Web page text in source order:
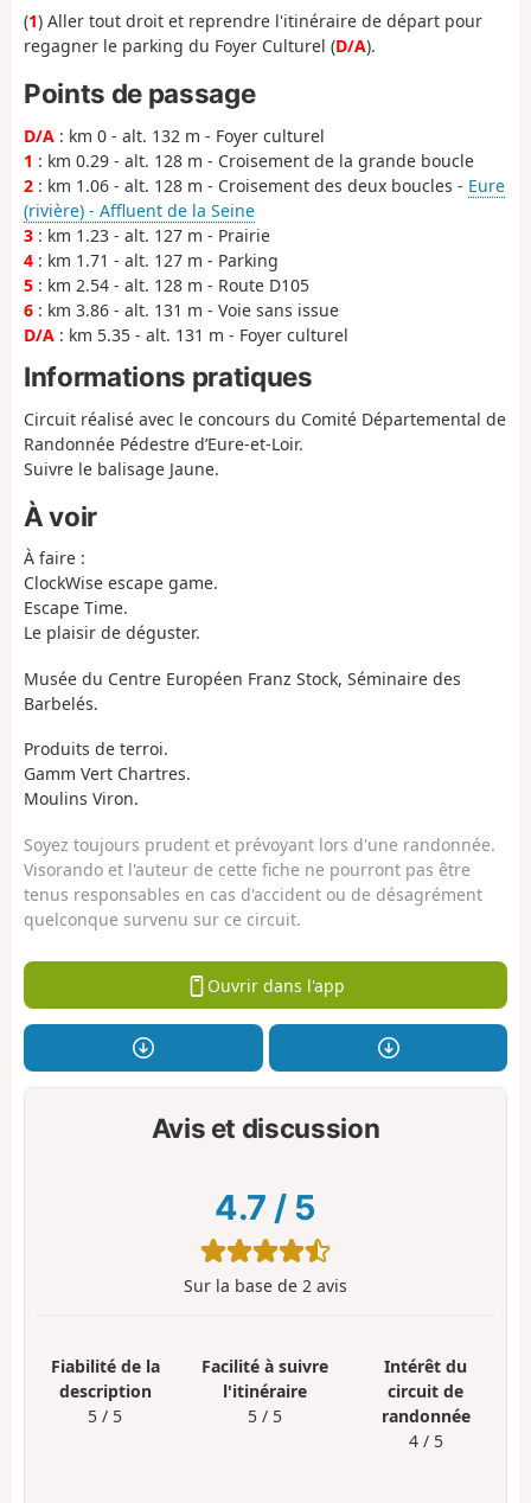
(1) Aller tout droit et reprendre l'itinéraire de départ pour
regagner le parking du Foyer Culturel (D/A).
Points de passage
D/A : km 0 - alt. 132 m - Foyer culturel
1 : km 0.29 - alt. 128 m - Croisement de la grande boucle
2 : km 1.06 - alt. 128 m - Croisement des deux boucles - Eure
(rivière) - Affluent de la Seine
3 : km 1.23 - alt. 127 m - Prairie
4 : km 1.71 - alt. 127 m - Parking
5 : km 2.54 - alt. 128 m - Route D105
6 : km 3.86 - alt. 131 m - Voie sans issue
D/A : km 5.35 - alt. 131 m - Foyer culturel
Informations pratiques
Circuit réalisé avec le concours du Comité Départemental de
Randonnée Pédestre d’Eure-et-Loir.
Suivre le balisage Jaune.
À voir
À faire :
ClockWise escape game.
Escape Time.
Le plaisir de déguster.
Musée du Centre Européen Franz Stock, Séminaire des
Barbelés.
Produits de terroi.
Gamm Vert Chartres.
Moulins Viron.
Soyez toujours prudent et prévoyant lors d'une randonnée.
Visorando et l'auteur de cette fiche ne pourront pas être
tenus responsables en cas d'accident ou de désagrément
quelconque survenu sur ce circuit.
Ouvrir dans l'app
Avis et discussion
4.7 / 5
Sur la base de 2 avis
Fiabilité de la
description
5 / 5
Facilité à suivre
l'itinéraire
5 / 5
Intérêt du
circuit de
randonnée
4 / 5